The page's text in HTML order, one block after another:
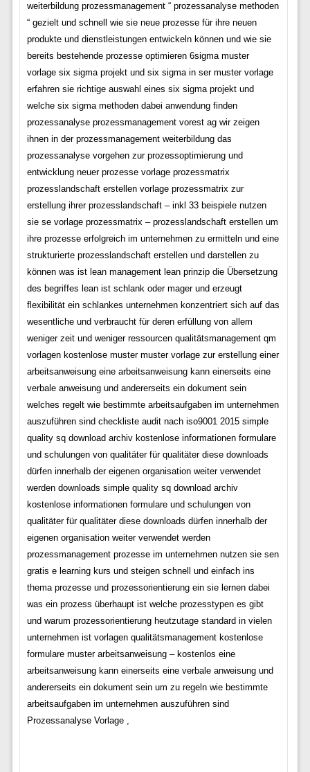
weiterbildung prozessmanagement “ prozessanalyse methoden
“ gezielt und schnell wie sie neue prozesse für ihre neuen
produkte und dienstleistungen entwickeln können und wie sie
bereits bestehende prozesse optimieren 6sigma muster
vorlage six sigma projekt und six sigma in ser muster vorlage
erfahren sie richtige auswahl eines six sigma projekt und
welche six sigma methoden dabei anwendung finden
prozessanalyse prozessmanagement vorest ag wir zeigen
ihnen in der prozessmanagement weiterbildung das
prozessanalyse vorgehen zur prozessoptimierung und
entwicklung neuer prozesse vorlage prozessmatrix
prozesslandschaft erstellen vorlage prozessmatrix zur
erstellung ihrer prozesslandschaft – inkl 33 beispiele nutzen
sie se vorlage prozessmatrix – prozesslandschaft erstellen um
ihre prozesse erfolgreich im unternehmen zu ermitteln und eine
strukturierte prozesslandschaft erstellen und darstellen zu
können was ist lean management lean prinzip die Übersetzung
des begriffes lean ist schlank oder mager und erzeugt
flexibilität ein schlankes unternehmen konzentriert sich auf das
wesentliche und verbraucht für deren erfüllung von allem
weniger zeit und weniger ressourcen qualitätsmanagement qm
vorlagen kostenlose muster muster vorlage zur erstellung einer
arbeitsanweisung eine arbeitsanweisung kann einerseits eine
verbale anweisung und andererseits ein dokument sein
welches regelt wie bestimmte arbeitsaufgaben im unternehmen
auszuführen sind checkliste audit nach iso9001 2015 simple
quality sq download archiv kostenlose informationen formulare
und schulungen von qualitäter für qualitäter diese downloads
dürfen innerhalb der eigenen organisation weiter verwendet
werden downloads simple quality sq download archiv
kostenlose informationen formulare und schulungen von
qualitäter für qualitäter diese downloads dürfen innerhalb der
eigenen organisation weiter verwendet werden
prozessmanagement prozesse im unternehmen nutzen sie sen
gratis e learning kurs und steigen schnell und einfach ins
thema prozesse und prozessorientierung ein sie lernen dabei
was ein prozess überhaupt ist welche prozesstypen es gibt
und warum prozessorientierung heutzutage standard in vielen
unternehmen ist vorlagen qualitätsmanagement kostenlose
formulare muster arbeitsanweisung – kostenlos eine
arbeitsanweisung kann einerseits eine verbale anweisung und
andererseits ein dokument sein um zu regeln wie bestimmte
arbeitsaufgaben im unternehmen auszuführen sind
Prozessanalyse Vorlage ,